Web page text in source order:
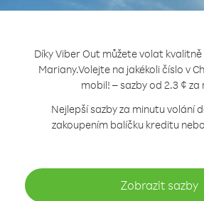
Díky Viber Out můžete volat kvalitně
Mariany.Volejte na jakékoli číslo v
mobil! – sazby od 2.3 ¢ za
Nejlepší sazby za minutu volání
zakoupením balíčku kreditu
Zobrazit sazby